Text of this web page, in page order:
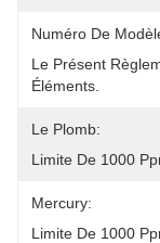
Numéro De
Le Présent
Éléments.
Le Plomb:
Limite De 1000
Mercury:
Limite De 1000